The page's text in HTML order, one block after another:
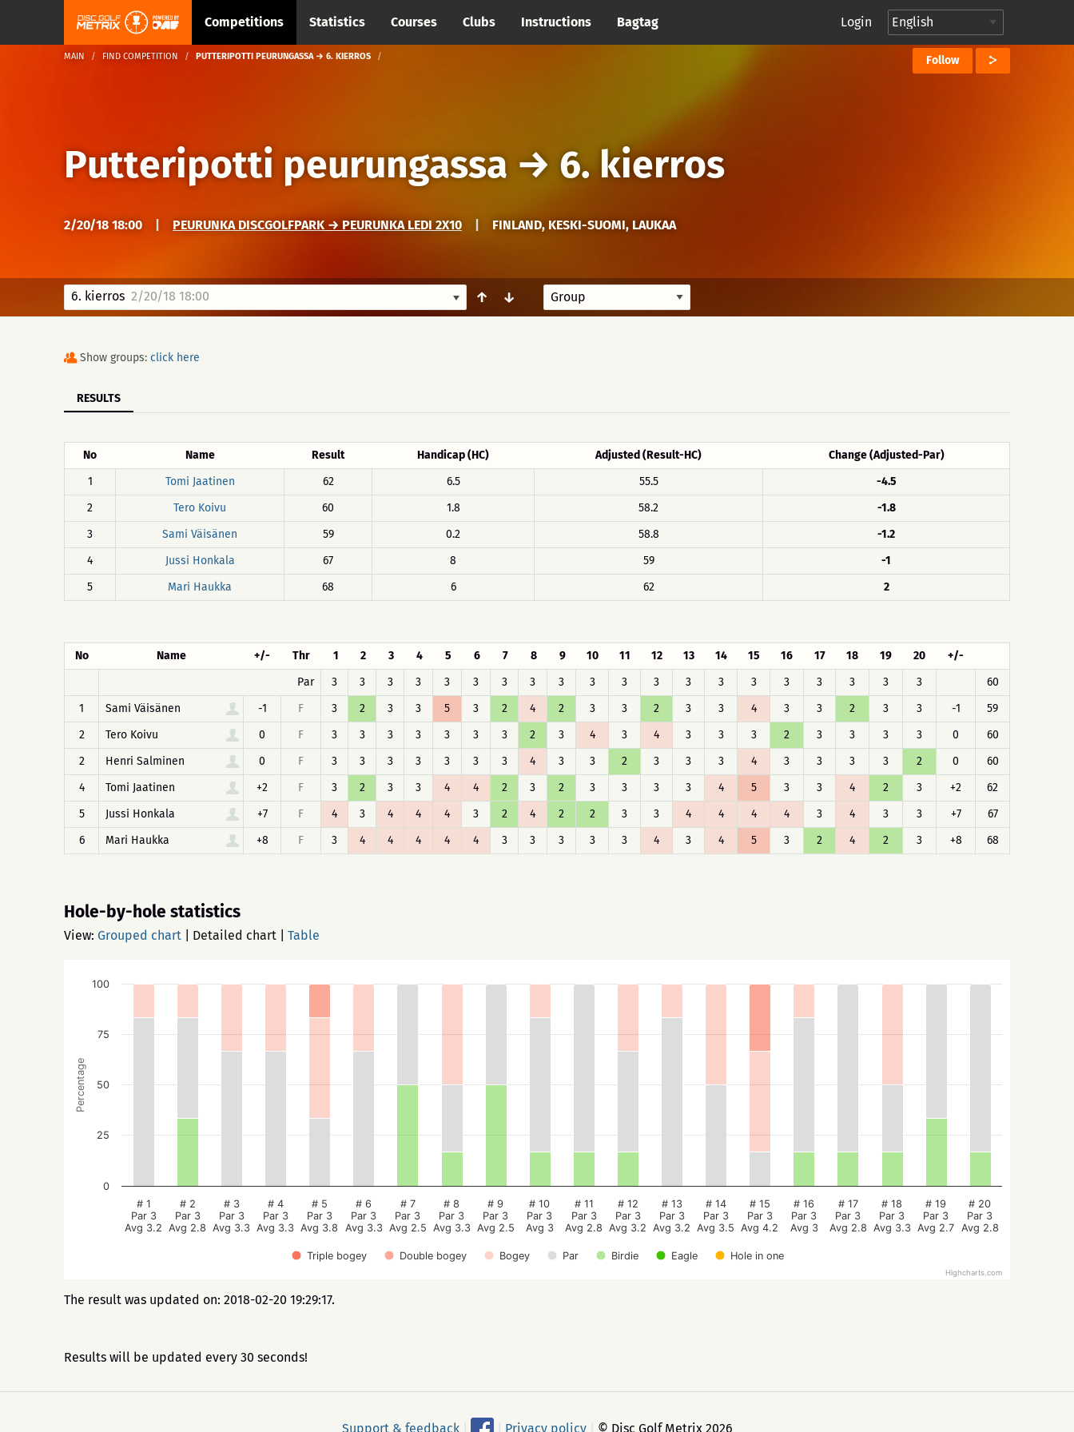
Competitions Statistics Courses Clubs Instructions Bagtag Login
MAIN FIND COMPETITION PUTTERIPOTTI PEURUNGASSA → 6. KIERROS Follow
Putteripotti peurungassa → 6. kierros
2/20/18 18:00 PEURUNKA DISCGOLFPARK → PEURUNKA LEDI 2X10 FINLAND, KESKI-SUOMI, LAUKAA
6. kierros 2/20/18 18:00 ↑ ↓
Show groups: click here
RESULTS
No Name Result Handicap (HC) Adjusted (Result-HC)
Change (Adjusted-Par)
1
Tomi Jaatinen 62 6.5 55.5
-4.5
2
Tero Koivu 60 1.8 58.2
-1.8
3
Sami Väisänen 59 0.2 58.8
-1.2
4
Jussi Honkala 67 8 59
-1
5
Mari Haukka 68 6 62 2
No Name +/- Thr 1 2 3 4 5 6 7 8 9 10 11 12 13 14 15 16 17 18 19 20
+/-
Par
3 3 3 3 3 3 3 3 3 3 3 3 3 3 3 3 3 3 3 3
60
1
Sami Väisänen -1 F 3 2 3 3 5 3 2 4 2 3 3 2 3 3 4 3 3 2 3 3 -1
59
2
Tero Koivu 0 F 3 3 3 3 3 3 3 2 3 4 3 4 3 3 3 2 3 3 3 3 0
60
2
Henri Salminen 0 F 3 3 3 3 3 3 3 4 3 3 2 3 3 3 4 3 3 3 3 2 0
60
4
Tomi Jaatinen +2 F 3 2 3 3 4 4 2 3 2 3 3 3 3 4 5 3 3 4 2 3 +2
62
5
Jussi Honkala +7 F 4 3 4 4 4 3 2 4 2 2 3 3 4 4 4 4 3 4 3 3 +7
67
6
Mari Haukka +8 F 3 4 4 4 4 4 3 3 3 3 3 4 3 4 5 3 2 4 2 3 +8 68
Hole-by-hole statistics
View: Grouped chart Detailed chart Table
Percentage
Triple bogey Double bogey Bogey Par Birdie Eagle Hole in one
# 1
Par 3
Avg 3.2
# 2
Par 3
Avg 2.8
# 3
Par 3
Avg 3.3
# 4
Par 3
Avg 3.3
# 5
Par 3
Avg 3.8
# 6
Par 3
Avg 3.3
# 7
Par 3
Avg 2.5
# 8
Par 3
Avg 3.3
# 9
Par 3
Avg 2.5
# 10
Par 3
Avg 3
# 11
Par 3
Avg 2.8
# 12
Par 3
Avg 3.2
# 13
Par 3
Avg 3.2
# 14
Par 3
Avg 3.5
# 15
Par 3
Avg 4.2
# 16
Par 3
Avg 3
# 17
Par 3
Avg 2.8
# 18
Par 3
Avg 3.3
# 19
Par 3
Avg 2.7
# 20
Par 3
Avg 2.8
0
25
50
75
100
Highcharts.com
The result was updated on: 2018-02-20 19:29:17.
Results will be updated every 30 seconds!
Support & feedback Privacy policy © Disc Golf Metrix 2026